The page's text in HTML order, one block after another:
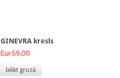
GINEVRA krēsls
Eur 59,00
Ielikt grozā